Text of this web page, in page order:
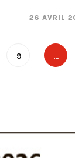
26 AVRIL
9 …